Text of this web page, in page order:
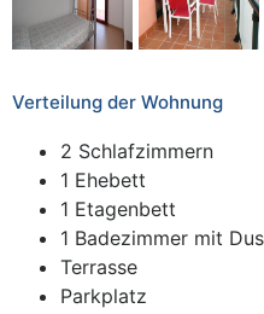
Verteilung der Wohnung
2 Schlafzimmern
1 Ehebett
1 Etagenbett
1 Badezimmer mit
Terrasse
Parkplatz